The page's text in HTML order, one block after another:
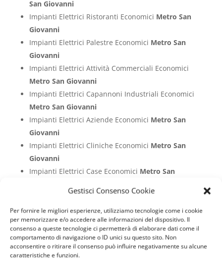
Gestisci Consenso Cookie
Per fornire le migliori esperienze, utilizziamo tecnologie come i cookie
per memorizzare e/o accedere alle informazioni del dispositivo. Il
consenso a queste tecnologie ci permetterà di elaborare dati come il
comportamento di navigazione o ID unici su questo sito. Non
acconsentire o ritirare il consenso può influire negativamente su alcune
caratteristiche e funzioni.
San Giovanni
Impianti Elettrici Ristoranti Economici Metro San
Giovanni
Impianti Elettrici Palestre Economici Metro San
Giovanni
Impianti Elettrici Attività Commerciali Economici
Metro San Giovanni
Impianti Elettrici Capannoni Industriali Economici
Metro San Giovanni
Impianti Elettrici Aziende Economici Metro San
Giovanni
Impianti Elettrici Cliniche Economici Metro San
Giovanni
Impianti Elettrici Case Economici Metro San
Giovanni
Impianti Elettrici Appartamenti EconomiciMetro
San Giovanni
Impianti Elettrici Hotel EconomiciMetro San